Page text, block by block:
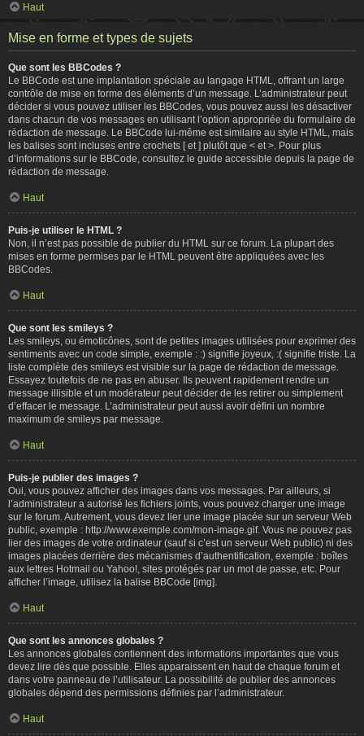
Haut
Mise en forme et types de sujets
Que sont les BBCodes ?
Le BBCode est une implantation spéciale au langage HTML, offrant un large
contrôle de mise en forme des éléments d’un message. L’administrateur peut
décider si vous pouvez utiliser les BBCodes, vous pouvez aussi les désactiver
dans chacun de vos messages en utilisant l’option appropriée du formulaire de
rédaction de message. Le BBCode lui-même est similaire au style HTML, mais
les balises sont incluses entre crochets [ et ] plutôt que < et >. Pour plus
d’informations sur le BBCode, consultez le guide accessible depuis la page de
rédaction de message.
Haut
Puis-je utiliser le HTML ?
Non, il n’est pas possible de publier du HTML sur ce forum. La plupart des
mises en forme permises par le HTML peuvent être appliquées avec les
BBCodes.
Haut
Que sont les smileys ?
Les smileys, ou émoticônes, sont de petites images utilisées pour exprimer des
sentiments avec un code simple, exemple : :) signifie joyeux, :( signifie triste. La
liste complète des smileys est visible sur la page de rédaction de message.
Essayez toutefois de ne pas en abuser. Ils peuvent rapidement rendre un
message illisible et un modérateur peut décider de les retirer ou simplement
d’effacer le message. L’administrateur peut aussi avoir défini un nombre
maximum de smileys par message.
Haut
Puis-je publier des images ?
Oui, vous pouvez afficher des images dans vos messages. Par ailleurs, si
l’administrateur a autorisé les fichiers joints, vous pouvez charger une image
sur le forum. Autrement, vous devez lier une image placée sur un serveur Web
public, exemple : http://www.exemple.com/mon-image.gif. Vous ne pouvez pas
lier des images de votre ordinateur (sauf si c’est un serveur Web public) ni des
images placées derrière des mécanismes d’authentification, exemple : boîtes
aux lettres Hotmail ou Yahoo!, sites protégés par un mot de passe, etc. Pour
afficher l’image, utilisez la balise BBCode [img].
Haut
Que sont les annonces globales ?
Les annonces globales contiennent des informations importantes que vous
devez lire dès que possible. Elles apparaissent en haut de chaque forum et
dans votre panneau de l’utilisateur. La possibilité de publier des annonces
globales dépend des permissions définies par l’administrateur.
Haut